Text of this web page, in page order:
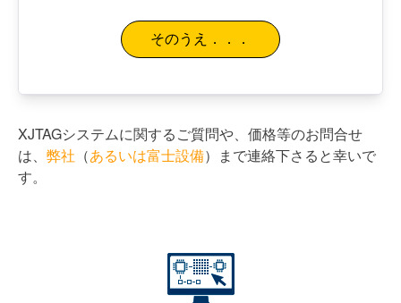
そのうえ．．．
XJTAGシステムに関するご質問や、価格等のお問合せ
は、 弊社 （あるいは富士設備）まで連絡下さると幸いで
す。